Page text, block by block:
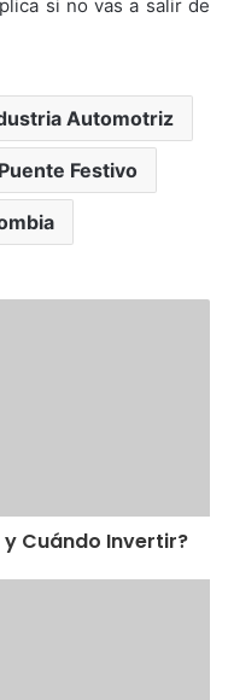
si no vas a salir de
Automotriz
Puente Festivo
Cuándo Invertir?